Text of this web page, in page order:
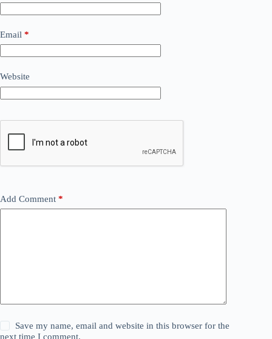
Email *
Website
Add Comment *
Save my name, email and website in this browser for the
next time I comment.